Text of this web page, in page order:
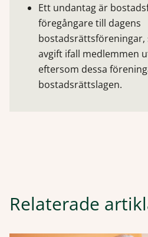
Ett undantag är
föregångare till dagens
bostadsrättsföreningar,
avgift ifall medlemmen
eftersom dessa
bostadsrättslagen.
Relaterade